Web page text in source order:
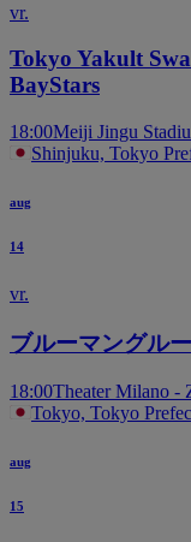
vr.
Tokyo Yakult
BayStars
18:00Meiji Jingu
Shinjuku, Tokyo
aug
14
vr.
ブルーマングル
18:00Theater Milano -
Tokyo, Tokyo
aug
15